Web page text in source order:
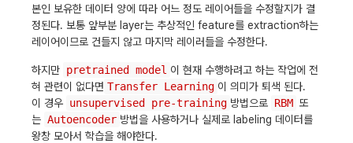
본인 보유한 데이터 양에 따라 어느 정도 레이어들을 수정할지가 결
정된다. 보통 앞부분 layer는 추상적인 feature를 extraction하는
레이어이므로 건들지 않고 마지막 레이러들을 수정한다.
하지만 pretrained model 이 현재 수행하려고 하는 작업에 전
혀 관련이 없다면 Transfer Learning 이 의미가 퇴색 된다.
이 경우 unsupervised pre-training 방법으로 RBM 또
는 Autoencoder 방법을 사용하거나 실제로 labeling 데이터를
왕창 모아서 학습을 해야한다.